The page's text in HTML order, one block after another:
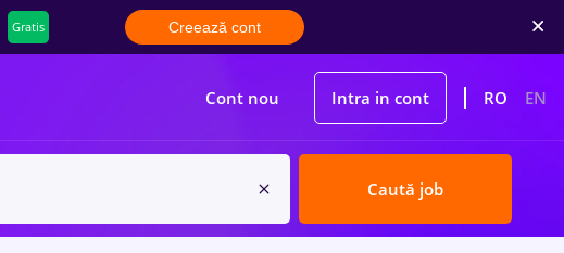
Gratis Creează cont
Cont nou Intra in cont RO EN
Caută job